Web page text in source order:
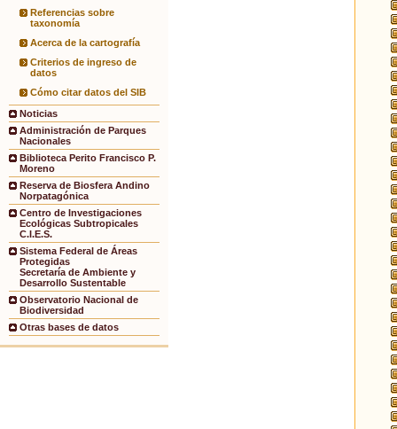
Referencias sobre
taxonomía
Acerca de la cartografía
Criterios de ingreso de
datos
Cómo citar datos del SIB
Noticias
Administración de Parques
Nacionales
Biblioteca Perito Francisco P.
Moreno
Reserva de Biosfera Andino
Norpatagónica
Centro de Investigaciones
Ecológicas Subtropicales
C.I.E.S.
Sistema Federal de Áreas
Protegidas
Secretaría de Ambiente y
Desarrollo Sustentable
Observatorio Nacional de
Biodiversidad
Otras bases de datos